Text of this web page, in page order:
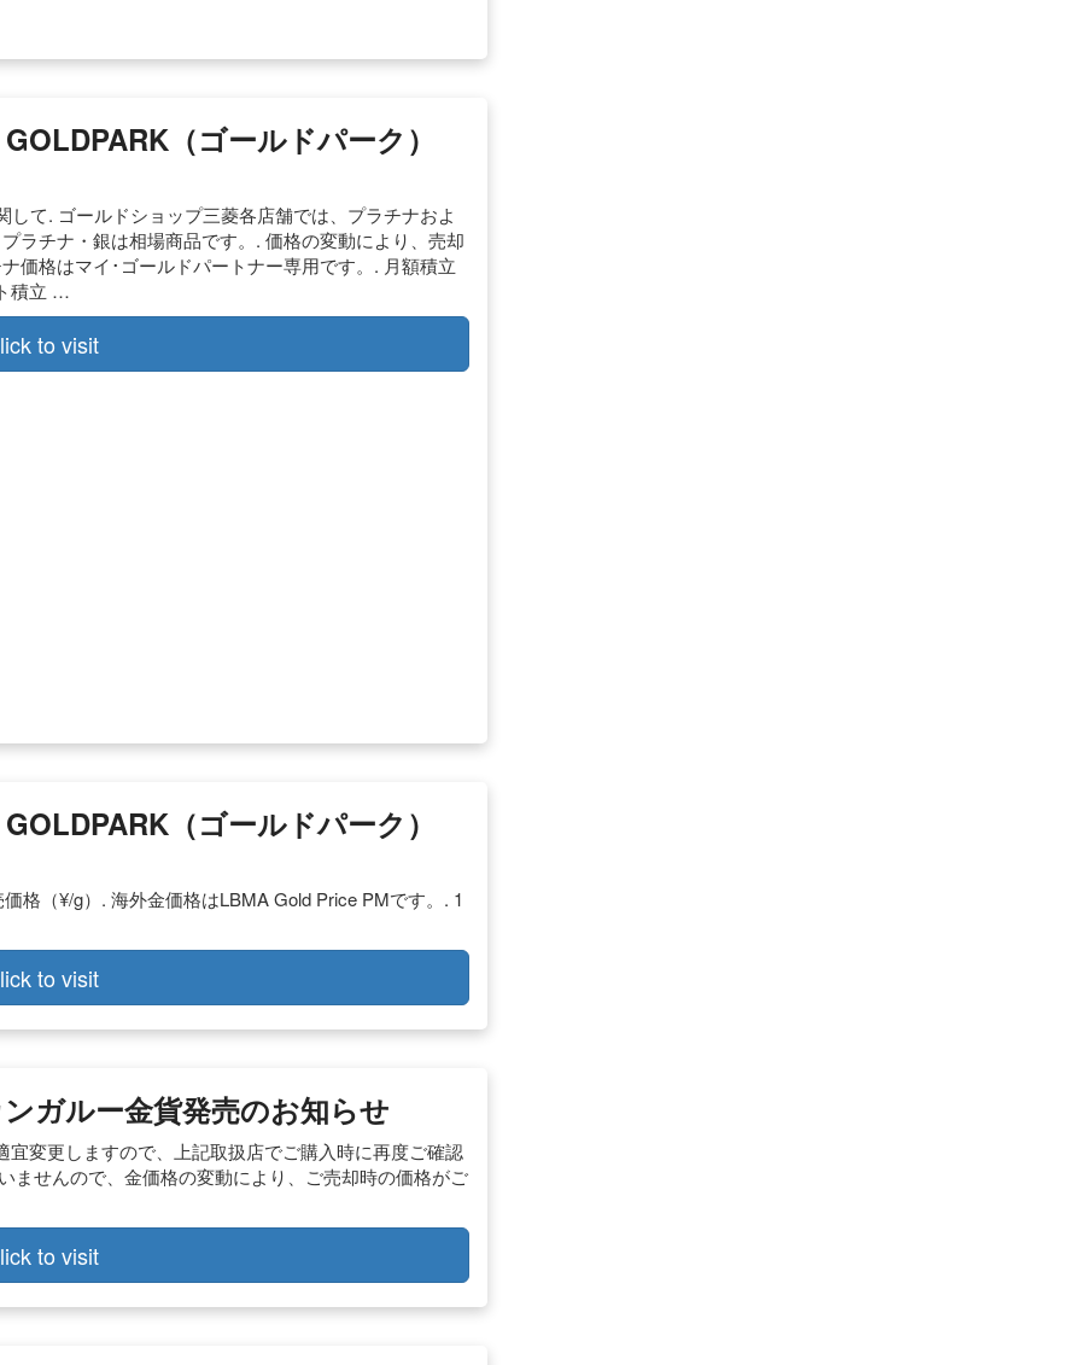
（ゴールドパーク）
て. ゴールドショップ三菱各店舗では、プラチナおよ
ラチナ・銀は相場商品です。. 価格の変動により、売却
価格はマイ･ゴールドパートナー専用です。. 月額積立
積立 …
to visit
（ゴールドパーク）
格（¥/g）. 海外金価格はLBMA Gold Price PMです。. 1
to visit
ガルー金貨発売のお知らせ
変更しますので、上記取扱店でご購入時に再度ご確認
ませんので、金価格の変動により、ご売却時の価格がご
to visit